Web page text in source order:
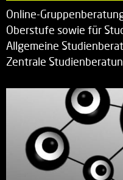
Online-
Oberstufe sowie für
Allgemeine
Zentrale